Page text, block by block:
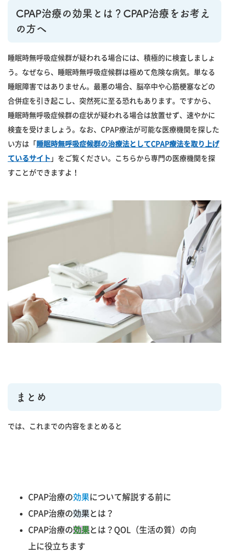
CPAP治療の効果とは？CPAP治療をお考え
の方へ
睡眠時無呼吸症候群が疑われる場合には、積極的に検査しましょ
う。なぜなら、睡眠時無呼吸症候群は極めて危険な病気。単なる
睡眠障害ではありません。最悪の場合、脳卒中や心筋梗塞などの
合併症を引き起こし、突然死に至る恐れもあります。ですから、
睡眠時無呼吸症候群の症状が疑われる場合は放置せず、速やかに
検査を受けましょう。なお、CPAP療法が可能な医療機関を探した
い方は「睡眠時無呼吸症候群の治療法としてCPAP療法を取り上げ
ているサイト 」をご覧ください。こちらから専門の医療機関を探
すことができますよ！
まとめ
では、これまでの内容をまとめると
CPAP治療の効果について解説する前に
CPAP治療の効果とは？
CPAP治療の効果とは？QOL（生活の質）の向
上に役立ちます